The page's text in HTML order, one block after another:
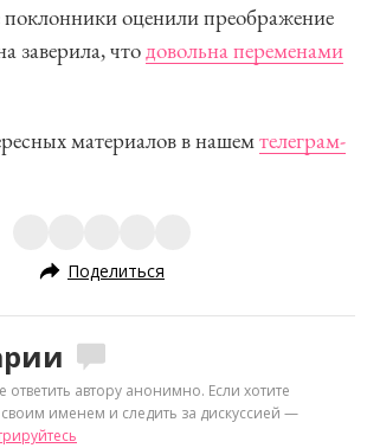
поклонники оценили преображение
заверила, чтодовольна переменами
материалов в нашемтелеграм-
Поделиться
автору анонимно. Если хотите
именем и следить за дискуссией —